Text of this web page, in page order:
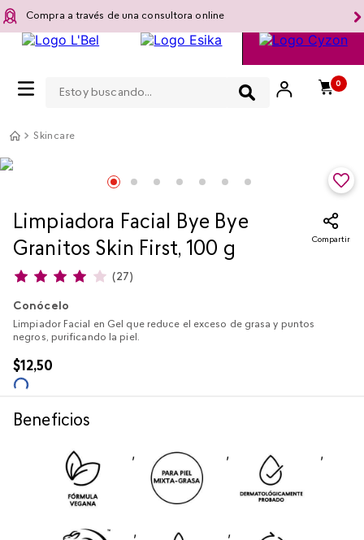
Compra a través de una consultora online
0
Skincare
Limpiadora Facial Bye Bye
Granitos Skin First, 100 g
Compartir
(27)
Conócelo
Limpiador Facial en Gel que reduce el exceso de grasa y puntos
negros, purificando la piel.
$12,50
Beneficios
,
, ,
, ,